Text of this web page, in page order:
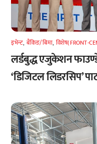
इभेन्ट, बैंकिङ/बिमा, विशेष(FRONT-
लर्डबुद्ध एजुकेशन
‘डिजिटल लिडरसिप’